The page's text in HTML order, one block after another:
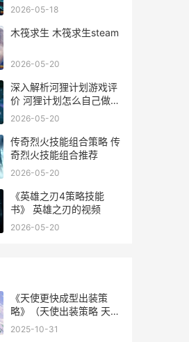
铁道演示
2026-05-18
木筏求生 木筏求生steam
2026-05-20
深入解析河狸计划游戏评
价 河狸计划怎么自己做游
戏
2026-05-20
传奇烈火技能组合策略 传
奇烈火技能组合推荐
2026-05-20
《英雄之刃4策略技能
书》 英雄之刃的视频
2026-05-20
《天使更快成型出装策
略》（天使出装策略 天使
成功学
2025-10-31